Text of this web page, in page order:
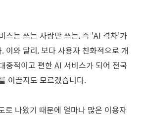
스는 쓰는 사람만 쓰는, 즉 'AI 격차'가
이와 달리, 보다 사용자 친화적으로 개
중적이고 편한 AI 서비스가 되어 전국
이끌지도 모르겠습니다.
로 나왔기 때문에 얼마나 많은 이용자